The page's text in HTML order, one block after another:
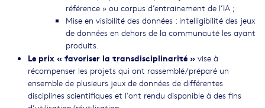
référence » ou corpus d’entrainement de l’IA ;
Mise en visibilité des données : intelligibilité des jeux
de données en dehors de la communauté les ayant
produits.
Le prix « favoriser la transdisciplinarité » vise à
récompenser les projets qui ont rassemblé/préparé un
ensemble de plusieurs jeux de données de différentes
disciplines scientifiques et l’ont rendu disponible à des fins